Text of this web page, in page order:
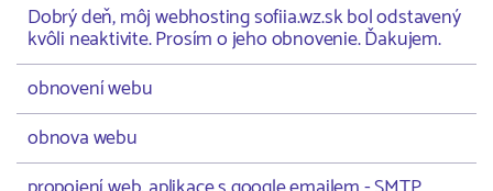
Dobrý deň, môj webhosting sofiia.wz.sk bol odstavený
kvôli neaktivite. Prosím o jeho obnovenie. Ďakujem.
obnovení webu
obnova webu